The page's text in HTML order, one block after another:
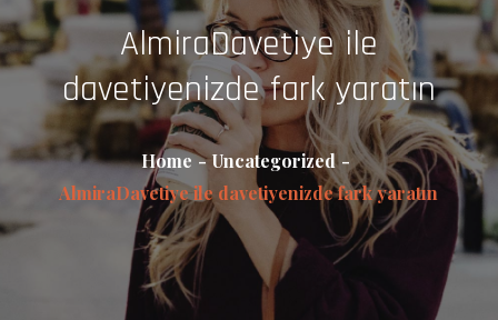
AlmiraDavetiye ile
davetiyenizde fark yaratın
Home
Uncategorized
AlmiraDavetiye ile davetiyenizde fark yaratın